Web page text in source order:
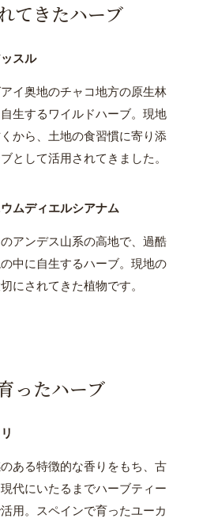
てきたハーブ
スル
イ奥地のチャコ地方の原生林
生するワイルドハーブ。現地
から、土地の食習慣に寄り添
として活用されてきました。
ムディエルシアナム
アンデス山系の高地で、過酷
中に自生するハーブ。現地の
にされてきた植物です。
ったハーブ
ある特徴的な香りをもち、古
現代にいたるまでハーブティー
用。スペインで育ったユーカ